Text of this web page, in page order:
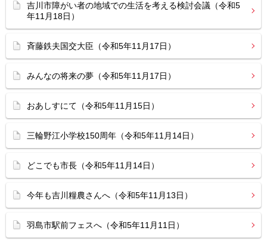
吉川市障がい者の地域での生活を考える検討会議（令和5
年11月18日）
斉藤鉄夫国交大臣（令和5年11月17日）
みんなの将来の夢（令和5年11月17日）
おあしすにて（令和5年11月15日）
三輪野江小学校150周年（令和5年11月14日）
どこでも市長（令和5年11月14日）
今年も吉川糧農さんへ（令和5年11月13日）
羽島市駅前フェスへ（令和5年11月11日）